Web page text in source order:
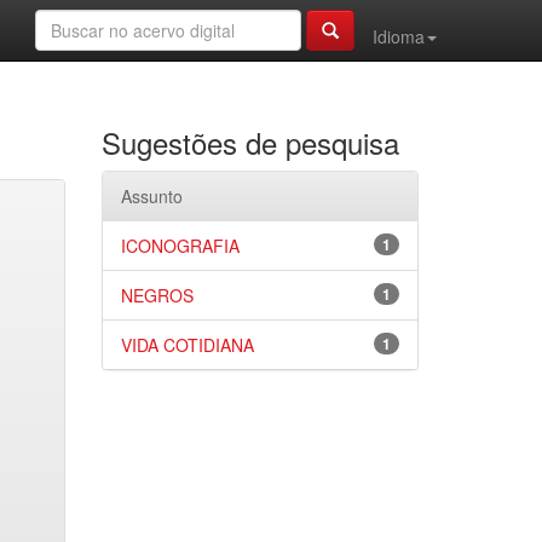
Idioma
Sugestões de pesquisa
Assunto
1
ICONOGRAFIA
1
NEGROS
1
VIDA COTIDIANA